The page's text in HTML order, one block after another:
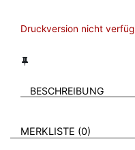
Druckversion nicht
BESCHREIBUNG
VERWEISE AUF
MERKLISTE 0